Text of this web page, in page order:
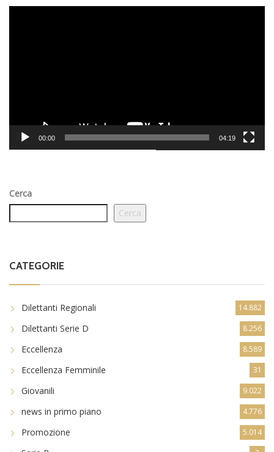
00:00 04:19
Cerca
Cerca
CATEGORIE
Dilettanti Regionali 14.882
Dilettanti Serie D 8.256
Eccellenza 8.589
Eccellenza Femminile 31
Giovanili 9.022
news in primo piano 4.776
Promozione 5.014